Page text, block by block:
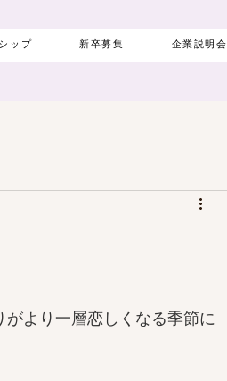
ップ 新卒募集 企業説明会
より一層恋しくなる季節に